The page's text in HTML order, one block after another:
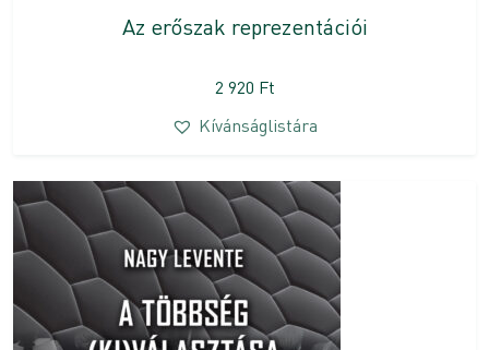
Az erőszak reprezentációi
2 920 Ft
Kívánságlistára